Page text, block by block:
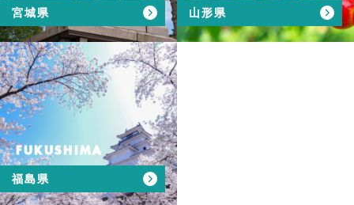
宮城県 山形県
FUKUSHIMA
福島県